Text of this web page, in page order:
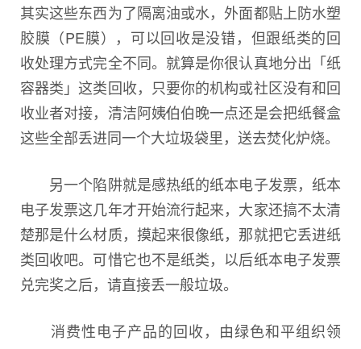
其实这些东西为了隔离油或水，外面都贴上防水塑
胶膜（PE膜），可以回收是没错，但跟纸类的回
收处理方式完全不同。就算是你很认真地分出「纸
容器类」这类回收，只要你的机构或社区没有和回
收业者对接，清洁阿姨∕伯伯晚一点还是会把纸餐盒
这些全部丢进同一个大垃圾袋里，送去焚化炉烧。
另一个陷阱就是感热纸的纸本电子发票，纸本
电子发票这几年才开始流行起来，大家还搞不太清
楚那是什么材质，摸起来很像纸，那就把它丢进纸
类回收吧。可惜它也不是纸类，以后纸本电子发票
兑完奖之后，请直接丢一般垃圾。
消费性电子产品的回收，由绿色和平组织领